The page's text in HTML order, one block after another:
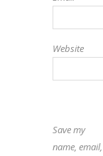
Website
Save my
name, email,